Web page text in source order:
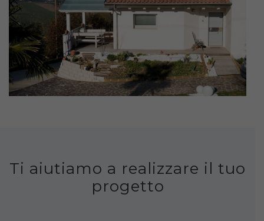
Ti aiutiamo a realizzare il tuo
progetto